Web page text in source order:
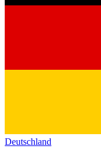
Deutschland